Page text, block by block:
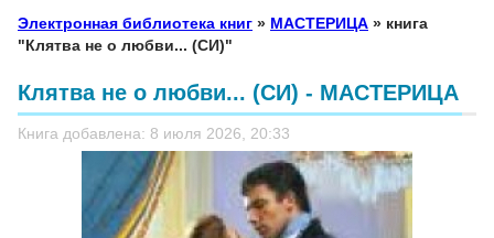
Электронная библиотека книг » МАСТЕРИЦА » книга
"Клятва не о любви... (СИ)"
Клятва не о любви... (СИ) - МАСТЕРИЦА
Книга добавлена: 8 июля 2026, 20:33